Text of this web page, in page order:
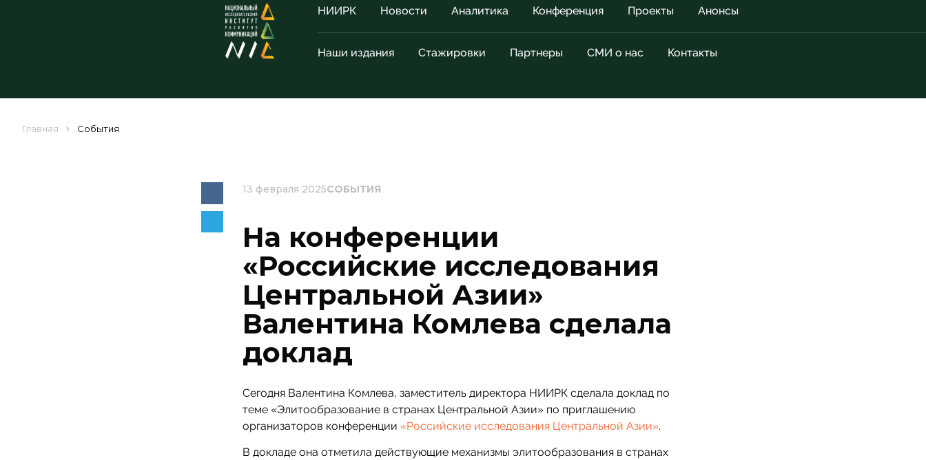
НИИРК Новости Аналитика Конференция Проекты Анонсы
Наши издания Стажировки Партнеры СМИ о нас Контакты
Главная События
13 февраля 2025СОБЫТИЯ
На конференции
«Российские исследования
Центральной Азии»
Валентина Комлева сделала
доклад
Сегодня Валентина Комлева, заместитель директора НИИРК сделала доклад по
теме «Элитообразование в странах Центральной Азии» по приглашению
организаторов конференции «Российские исследования Центральной Азии».
В докладе она отметила действующие механизмы элитообразования в странах